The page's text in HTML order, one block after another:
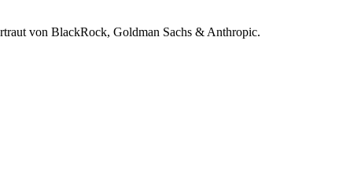
von BlackRock, Goldman Sachs & Anthropic.